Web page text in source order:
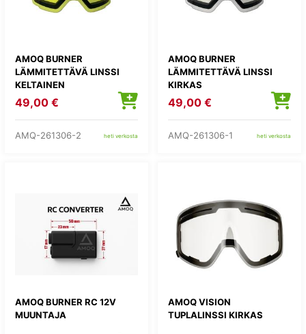
AMOQ BURNER
LÄMMITETTÄVÄ LINSSI
KELTAINEN
49,00 €
AMQ-261306-2 heti verkosta
AMOQ BURNER
LÄMMITETTÄVÄ LINSSI
KIRKAS
49,00 €
AMQ-261306-1 heti verkosta
AMOQ BURNER RC 12V
MUUNTAJA
AMOQ VISION
TUPLALINSSI KIRKAS